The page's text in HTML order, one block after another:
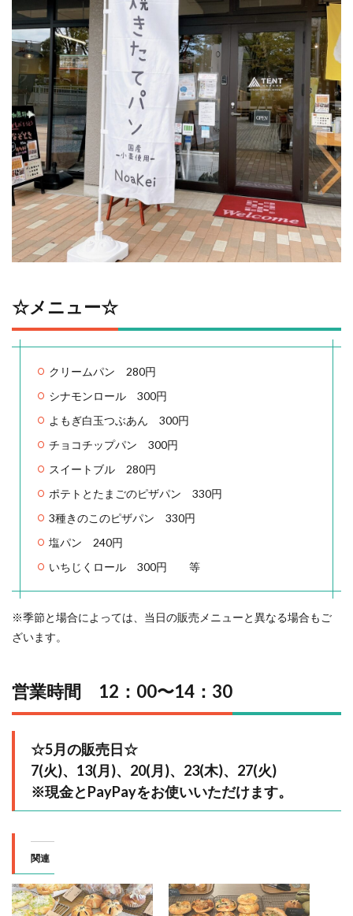
☆メニュー☆
クリームパン 280円
シナモンロール 300円
よもぎ白玉つぶあん 300円
チョコチップパン 300円
スイートブル 280円
ポテトとたまごのピザパン 330円
3種きのこのピザパン 330円
塩パン 240円
いちじくロール 300円 等
※季節と場合によっては、当日の販売メニューと異なる場合もご
ざいます。
営業時間 12：00〜14：30
☆5月の販売日☆
7(火)、13(月)、20(月)、23(木)、27(火)
※現金とPayPayをお使いいただけます。
関連